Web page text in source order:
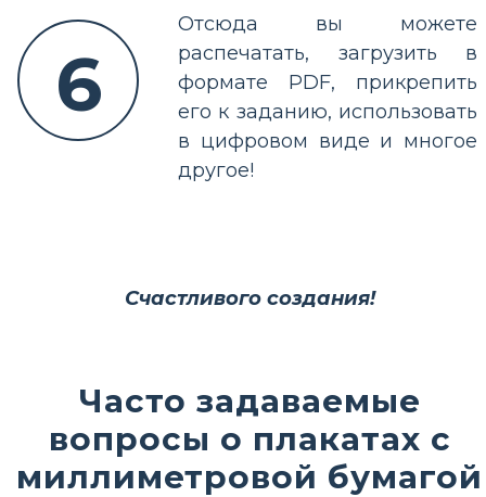
6
Отсюда вы можете
распечатать, загрузить в
формате PDF, прикрепить
его к заданию, использовать
в цифровом виде и многое
другое!
Счастливого создания!
Часто задаваемые
вопросы о плакатах с
миллиметровой бумагой